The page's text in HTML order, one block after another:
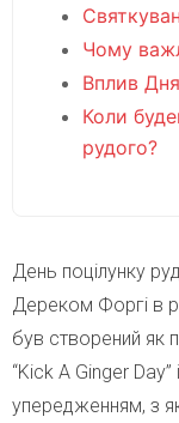
Чому
Вплив
Коли
рудого?
День поцілунку
Дереком Форгі в
був створений як
“Kick A Ginger
упередженням, з